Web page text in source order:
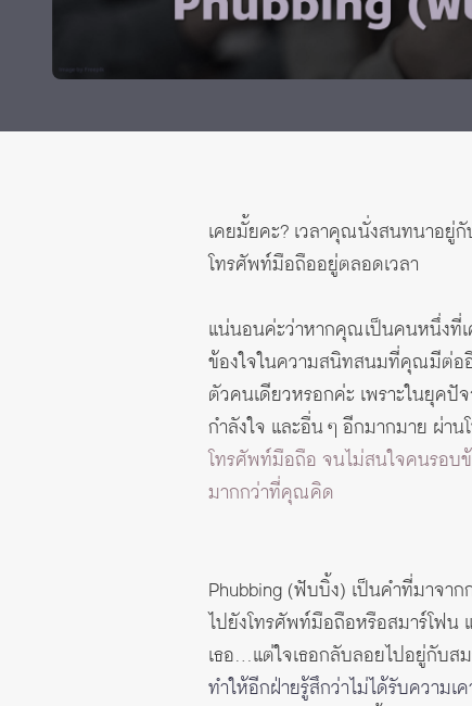
ทุนและรางวัล
เคยมั้ยคะ? เวลาคุณนั่งสนทนาอยู่
โทรศัพท์มือถืออยู่ตลอดเวลา
แน่นอนค่ะว่าหากคุณเป็นคนหนึ่งที่
ข้องใจในความสนิทสนมที่คุณมีต่อ
ตัวคนเดียวหรอกค่ะ เพราะในยุค
กำลังใจ และอื่น ๆ อีกมากมาย ผ่า
โทรศัพท์มือถือ จนไม่สนใจคนรอบ
มากกว่าที่คุณคิด
Phubbing (ฟับบิ้ง) เป็นคำที่มาจา
ไปยังโทรศัพท์มือถือหรือสมาร์โฟ
เธอ…แต่ใจเธอกลับลอยไปอยู่กับส
ทำให้อีกฝ่ายรู้สึกว่าไม่ได้รับความ